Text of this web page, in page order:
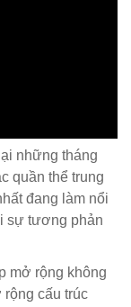
những tháng
quần thể trung
đang làm nổi
sự tương phản
mở rộng không
rộng cấu trúc